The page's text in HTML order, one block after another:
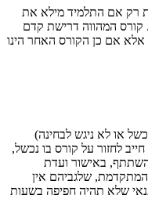
רק אם התלמיד מילא את
המהווה דרישת קדם
אלא אם כן הקורס האחר הינו
או לא ניגש לבחינה)
לחזור על קורס בו נכשל,
באישור ועדת
שלגביהם אין
שלא תהיה חפיפה בשעות